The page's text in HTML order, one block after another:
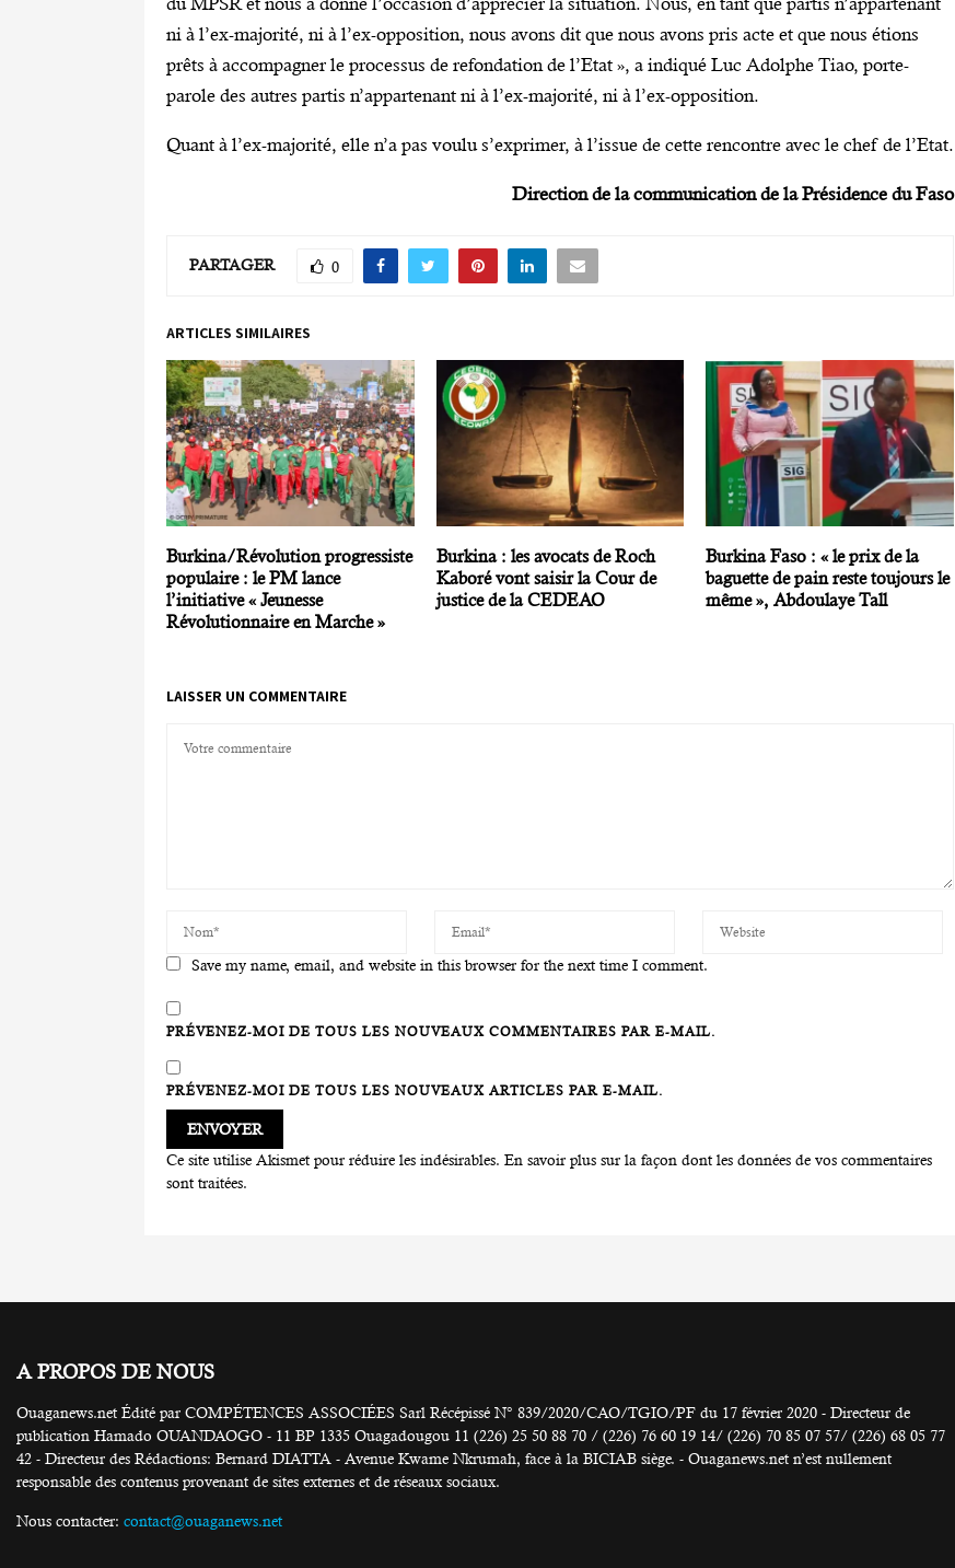
ni à l’ex-majorité, ni à l’ex-opposition, nous avons dit que nous avons pris acte et que nous étions
prêts à accompagner le processus de refondation de l’Etat », a indiqué Luc Adolphe Tiao, porte-
parole des autres partis n’appartenant ni à l’ex-majorité, ni à l’ex-opposition.
Quant à l’ex-majorité, elle n’a pas voulu s’exprimer, à l’issue de cette rencontre avec le chef de l’Etat.
Direction de la communication de la Présidence du Faso
PARTAGER 0
ARTICLES SIMILAIRES
Burkina/Révolution progressiste
populaire : le PM lance
l’initiative « Jeunesse
Révolutionnaire en Marche »
Burkina : les avocats de Roch
Kaboré vont saisir la Cour de
justice de la CEDEAO
Burkina Faso : « le prix de la
baguette de pain reste toujours le
même », Abdoulaye Tall
LAISSER UN COMMENTAIRE
Save my name, email, and website in this browser for the next time I comment.
PRÉVENEZ-MOI DE TOUS LES NOUVEAUX COMMENTAIRES PAR E-MAIL.
PRÉVENEZ-MOI DE TOUS LES NOUVEAUX ARTICLES PAR E-MAIL.
Ce site utilise Akismet pour réduire les indésirables. En savoir plus sur la façon dont les données de vos commentaires
sont traitées.
A PROPOS DE NOUS
Ouaganews.net Édité par COMPÉTENCES ASSOCIÉES Sarl Récépissé N° 839/2020/CAO/TGIO/PF du 17 février 2020 - Directeur de
publication Hamado OUANDAOGO - 11 BP 1335 Ouagadougou 11 (226) 25 50 88 70 / (226) 76 60 19 14/ (226) 70 85 07 57/ (226) 68 05 77
42 - Directeur des Rédactions: Bernard DIATTA - Avenue Kwame Nkrumah, face à la BICIAB siège. - Ouaganews.net n’est nullement
responsable des contenus provenant de sites externes et de réseaux sociaux.
Nous contacter: contact@ouaganews.net